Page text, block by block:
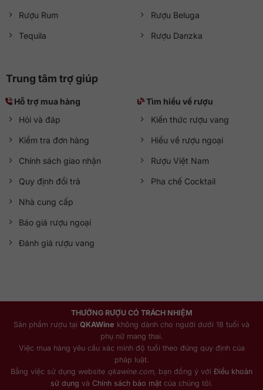
Rượu Rum
Tequila
Rượu Beluga
Rượu Danzka
Trung tâm trợ giúp
Hỗ trợ mua hàng
Hỏi và đáp
Kiểm tra đơn hàng
Chính sách giao nhận
Quy định đổi trả
Nhà cung cấp
Báo giá rượu ngoại
Đánh giá rượu vang
Tìm hiểu về rượu
Kiến thức rượu vang
Hiểu về rượu ngoại
Rượu Việt Nam
Pha chế Cocktail
THƯỞNG RƯỢU CÓ TRÁCH NHIỆM
Sản phẩm rượu tại QKAWine không dành cho người dưới 18 tuổi và
phụ nữ mang thai.
Việc mua hàng yêu cầu xác minh độ tuổi theo đúng quy định của
pháp luật.
Bằng việc sử dụng website qkawine.com , bạn đồng ý với Điều khoản
sử dụng và Chính sách bảo mậtcủa chúng tôi.